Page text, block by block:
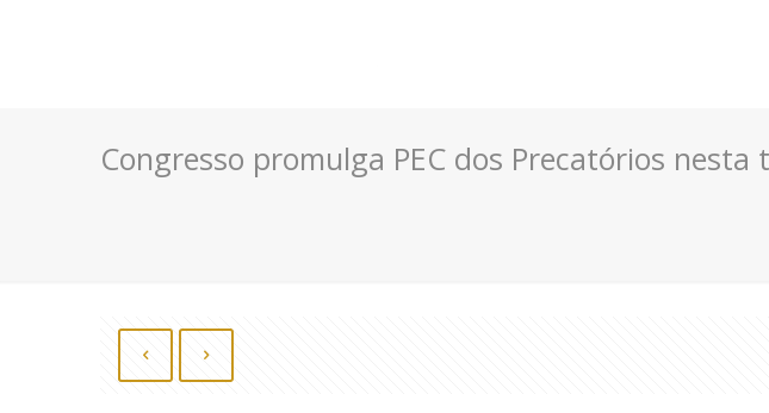
Congresso promulga PEC dos Precatórios nesta